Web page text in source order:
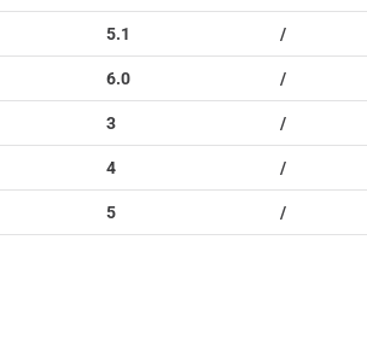
5.1 /
6.0 /
3 /
4 /
5 /